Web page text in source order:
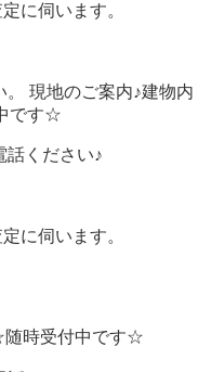
に伺います。
。 現地のご案内♪建物内
です☆
話ください♪
に伺います。
随時受付中です☆